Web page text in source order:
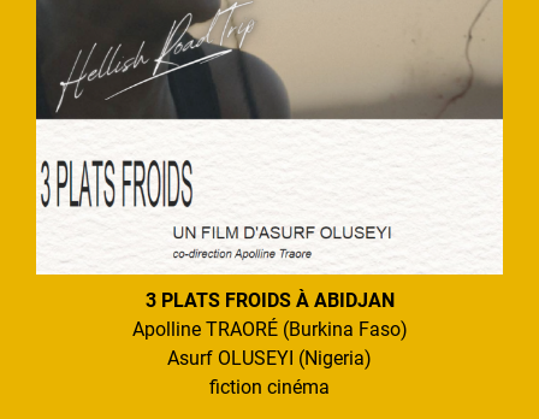
3 PLATS FROIDS À ABIDJAN
Apolline TRAORÉ (Burkina Faso)
Asurf OLUSEYI (Nigeria)
fiction cinéma